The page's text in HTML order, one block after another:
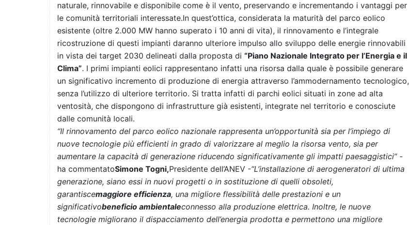
naturale, rinnovabile e disponibile come è il vento, preservando e incrementando i vantaggi per
le comunità territoriali interessate.In quest’ottica, considerata la maturità del parco eolico
esistente (oltre 2.000 MW hanno superato i 10 anni di vita), il rinnovamento e l’integrale
ricostruzione di questi impianti daranno ulteriore impulso allo sviluppo delle energie rinnovabili
in vista dei target 2030 delineati dalla proposta di “Piano Nazionale Integrato per l’Energia e il
Clima”. I primi impianti eolici rappresentano infatti una risorsa dalla quale è possibile generare
un significativo incremento di produzione di energia attraverso l’ammodernamento tecnologico,
senza l’utilizzo di ulteriore territorio. Si tratta infatti di parchi eolici situati in zone ad alta
ventosità, che dispongono di infrastrutture già esistenti, integrate nel territorio e conosciute
dalle comunità locali.
“Il rinnovamento del parco eolico nazionale rappresenta un’opportunità sia per l’impiego di
nuove tecnologie più efficienti in grado di valorizzare al meglio la risorsa vento, sia per
aumentare la capacità di generazione riducendo significativamente gli impatti paesaggistici” -
ha commentatoSimone Togni,Presidente dell’ANEV -“L’installazione di aerogeneratori di ultima
generazione, siano essi in nuovi progetti o in sostituzione di quelli obsoleti,
garantiscemaggiore efficienza, una migliore flessibilità delle prestazioni e un
significativobeneficio ambientaleconnesso alla produzione elettrica. Inoltre, le nuove
tecnologie migliorano il dispacciamento dell’energia prodotta e permettono una migliore